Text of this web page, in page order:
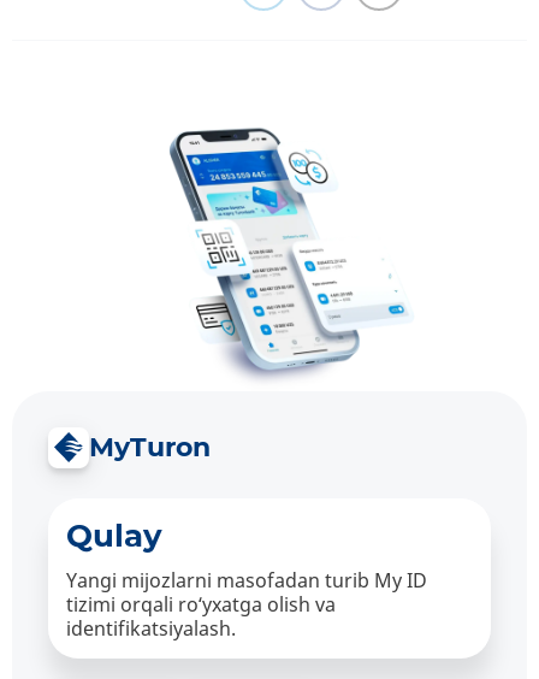
MyTuron
Qulay
Yangi mijozlarni masofadan turib My ID
tizimi orqali ro‘yxatga olish va
identifikatsiyalash.